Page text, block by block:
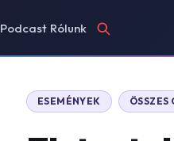
Podcast Rólunk
ESEMÉNYEK ÖSSZES